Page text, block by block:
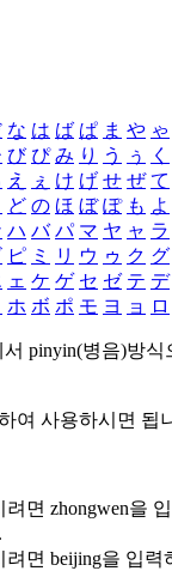
な は ば ぱ ま や ゃ
び ぴ み り う ぅ く
え ぇ け げ せ ぜ て
ど の ほ ぼ ぽ も よ
ハ バ パ マ ヤ ャ ラ
ピ ミ リ ウ ゥ ク グ
ェ ケ ゲ セ ゼ テ デ
ホ ボ ポ モ ヨ ョ ロ
서 pinyin(병음)방
여 사용하시면 됩
려면 zhongwen을
려면 beijing을 입력